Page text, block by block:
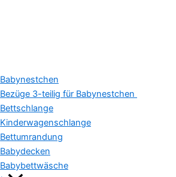
Babynestchen
Bezüge 3-teilig für Babynestchen
Bettschlange
Kinderwagenschlange
Bettumrandung
Babydecken
Babybettwäsche